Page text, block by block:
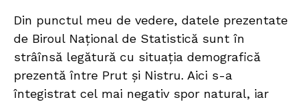
Din punctul meu de vedere, datele prezentate
de Biroul Național de Statistică sunt în
strâînsă legătură cu situația demografică
prezentă între Prut și Nistru. Aici s-a
întegistrat cel mai negativ spor natural, iar